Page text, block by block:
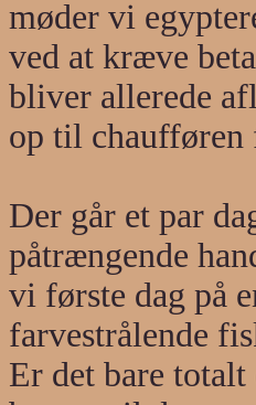
møder vi
ved at kræve
bliver allerede
op til
Der går et par
påtrængende
vi første dag på
farvestrålende
Er det bare